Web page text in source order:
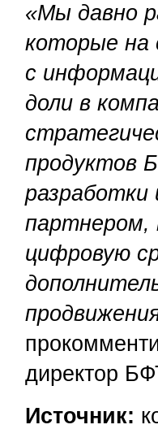
«Мы давно
которые на
с
доли в
продуктов
партнером,
цифровую
директор
Источник: